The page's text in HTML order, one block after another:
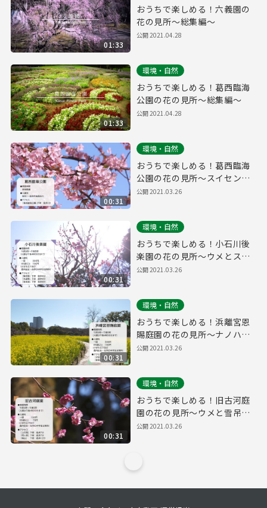
01:33
おうちで楽しめる！六義園の
花の見所～総集編～
公開2021.04.28
01:33
環境・自然
おうちで楽しめる！葛西臨海
公園の花の見所～総集編～
公開2021.04.28
00:31
環境・自然
おうちで楽しめる！葛西臨海
公園の花の見所～スイセンと
カワヅザクラ～
公開2021.03.26
00:31
環境・自然
おうちで楽しめる！小石川後
楽園の花の見所～ウメとスイ
セン～
公開2021.03.26
00:31
環境・自然
おうちで楽しめる！浜離宮恩
賜庭園の花の見所～ナノハナ
とウメ～
公開2021.03.26
00:31
環境・自然
おうちで楽しめる！旧古河庭
園の花の見所～ウメと雪吊り
～
公開2021.03.26